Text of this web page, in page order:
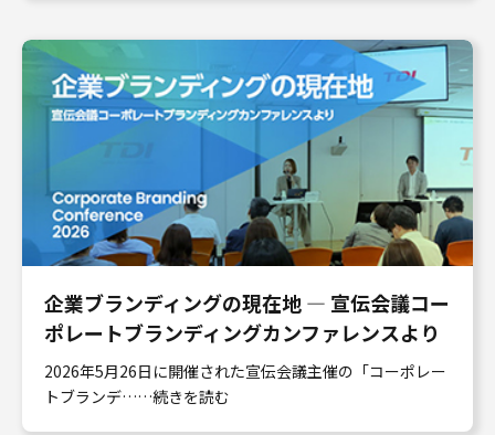
企業ブランディングの現在地 ― 宣伝会議コー
ポレートブランディングカンファレンスより
2026年5月26日に開催された宣伝会議主催の「コーポレー
トブランデ……続きを読む